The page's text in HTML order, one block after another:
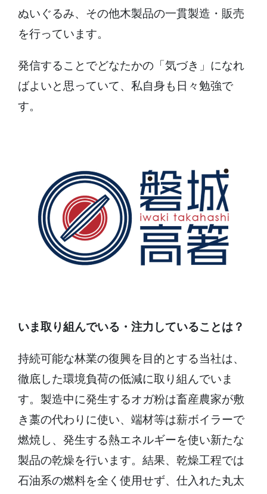
ぬいぐるみ、その他木製品の一貫製造・販売
を行っています。
発信することでどなたかの「気づき」になれ
ばよいと思っていて、私自身も日々勉強で
す。
いま取り組んでいる・注力していることは？
持続可能な林業の復興を目的とする当社は、
徹底した環境負荷の低減に取り組んでいま
す。製造中に発生するオガ粉は畜産農家が敷
き藁の代わりに使い、端材等は薪ボイラーで
燃焼し、発生する熱エネルギーを使い新たな
製品の乾燥を行います。結果、乾燥工程では
石油系の燃料を全く使用せず、仕入れた丸太